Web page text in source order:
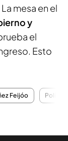
mesa en el
y
el
Esto
Feijóo Política